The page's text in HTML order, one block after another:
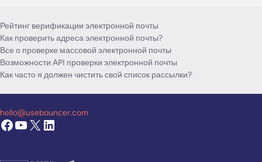
Рейтинг верификации электронной почты
Как проверить адреса электронной почты?
Все о проверке массовой электронной почты
Возможности API проверки электронной почты
Как часто я должен чистить свой список рассылки?
hello@usebouncer.com